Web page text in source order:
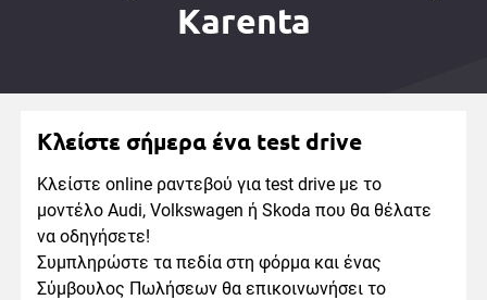
Karenta
Κλείστε σήμερα ένα test drive
Κλείστε online ραντεβού για test drive με το
μοντέλο Audi, Volkswagen ή Skoda που θα θέλατε
να οδηγήσετε!
Συμπληρώστε τα πεδία στη φόρμα και ένας
Σύμβουλος Πωλήσεων θα επικοινωνήσει το